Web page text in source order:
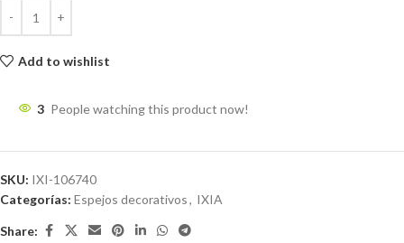
Add to wishlist
3 People watching this product now!
SKU: IXI-106740
Categorías: Espejos decorativos, IXIA
Share: